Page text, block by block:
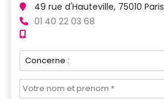
49 rue d'Hauteville, 75010 Paris
01 40 22 03 68